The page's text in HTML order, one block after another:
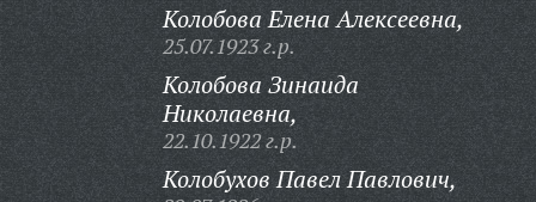
Колобова Елена Алексеевна,
25.07.1923 г.р.
Колобова Зинаида
Николаевна,
22.10.1922 г.р.
Колобухов Павел Павлович,